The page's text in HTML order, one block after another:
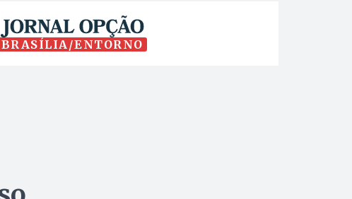
BRASÍLIA/ENTORNO